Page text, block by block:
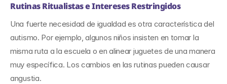
Rutinas Ritualistas e Intereses Restringidos
Una fuerte necesidad de igualdad es otra característica del
autismo. Por ejemplo, algunos niños insisten en tomar la
misma ruta a la escuela o en alinear juguetes de una manera
muy específica. Los cambios en las rutinas pueden causar
angustia.